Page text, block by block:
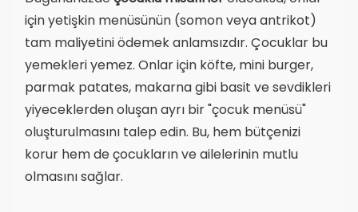
için yetişkin menüsünün (somon veya antrikot)
tam maliyetini ödemek anlamsızdır. Çocuklar bu
yemekleri yemez. Onlar için köfte, mini burger,
parmak patates, makarna gibi basit ve sevdikleri
yiyeceklerden oluşan ayrı bir "çocuk menüsü"
oluşturulmasını talep edin. Bu, hem bütçenizi
korur hem de çocukların ve ailelerinin mutlu
olmasını sağlar.